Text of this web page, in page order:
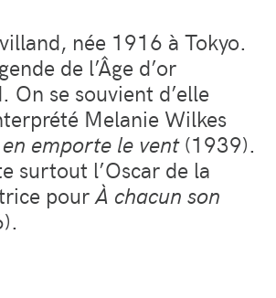
née 1916 à Tokyo.
de l’Âge d’or
On se souvient d’elle
Melanie Wilkes
emporte le vent(1939).
surtout l’Oscar de la
pourÀ chacun son